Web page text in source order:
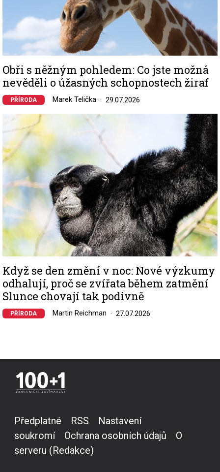
Obři s něžným pohledem: Co jste možná
nevěděli o úžasných schopnostech žiraf
PŘÍRODA Marek Telička 29.07.2026
Image
Když se den změní v noc: Nové výzkumy
odhalují, proč se zvířata během zatmění
Slunce chovají tak podivně
PŘÍRODA Martin Reichman 27.07.2026
Předplatné RSS
Nastavení
soukromí
Ochrana osobních údajů
O
serveru (Redakce)